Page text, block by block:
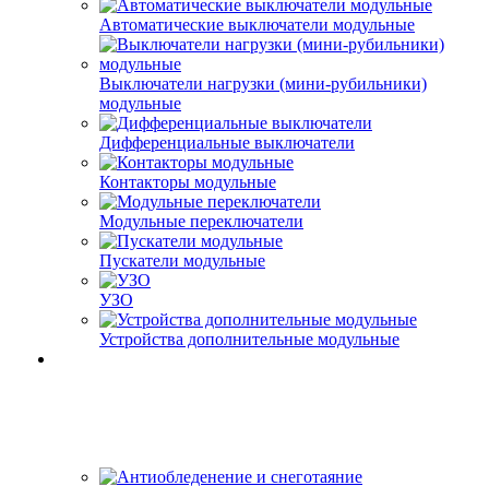
Автоматические выключатели модульные
Выключатели нагрузки (мини-рубильники)
модульные
Дифференциальные выключатели
Контакторы модульные
Модульные переключатели
Пускатели модульные
УЗО
Устройства дополнительные модульные